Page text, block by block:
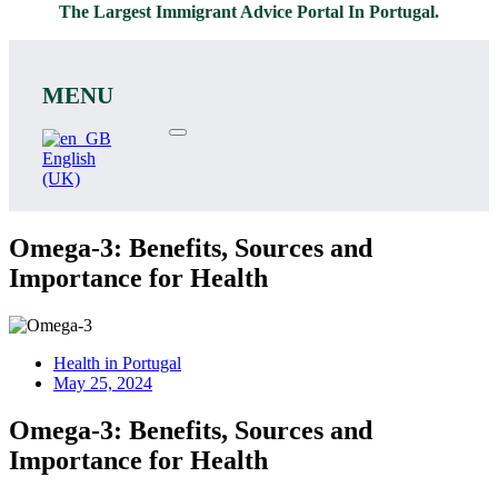
The Largest Immigrant Advice Portal In Portugal.
MENU
English
(UK)
Omega-3: Benefits, Sources and
Importance for Health
Health in Portugal
May 25, 2024
Omega-3: Benefits, Sources and
Importance for Health